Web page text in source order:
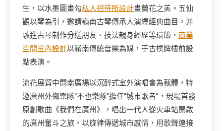
生，以水墨圖畫勾私人招待所設計畫蘭花之美。五仙
觀以琴為引，邀請嶺南古琴傳承人演繹經典曲目，并
融進古琴制作分送朋友、技法親身經歷等環節， 商業
空間室內設計以嶺南傳統音樂為媒，于古樸牌樓前設
點表演。
流花展貿中間南廣場以沉醉式室外演唱會為載體，特
邀廣州外鄉樂隊“不也樂隊”擔任“城市歌者”，現場首發
原創歌曲《我們在廣州》，唱出一代人從火車站開啟
的廣州奮斗之旅，以旋律傳遞城市感情，用歌聲連接